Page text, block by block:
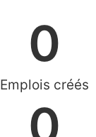
Emplois créés
0